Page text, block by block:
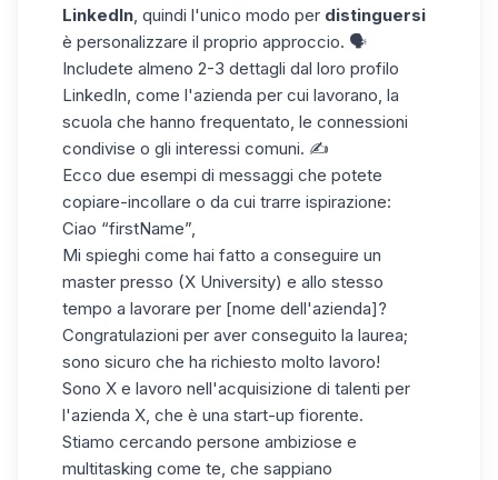
LinkedIn , quindi l'unico modo per distinguersi
è personalizzare il proprio approccio. 🗣️
Includete almeno 2-3 dettagli dal loro profilo
LinkedIn , come l'azienda per cui lavorano, la
scuola che hanno frequentato, le connessioni
condivise o gli interessi comuni. ✍️
Ecco due esempi di messaggi che potete
copiare-incollare o da cui trarre ispirazione:
Ciao “firstName”,
Mi spieghi come hai fatto a conseguire un
master presso (X University) e allo stesso
tempo a lavorare per [nome dell'azienda]?
Congratulazioni per aver conseguito la laurea;
sono sicuro che ha richiesto molto lavoro!
Sono X e lavoro nell'acquisizione di talenti per
l'azienda X, che è una start-up fiorente.
Stiamo cercando persone ambiziose e
multitasking come te, che sappiano